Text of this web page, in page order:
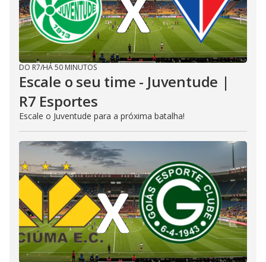
DO R7/HÁ 50 MINUTOS
Escale o seu time - Juventude |
R7 Esportes
Escale o Juventude para a próxima batalha!